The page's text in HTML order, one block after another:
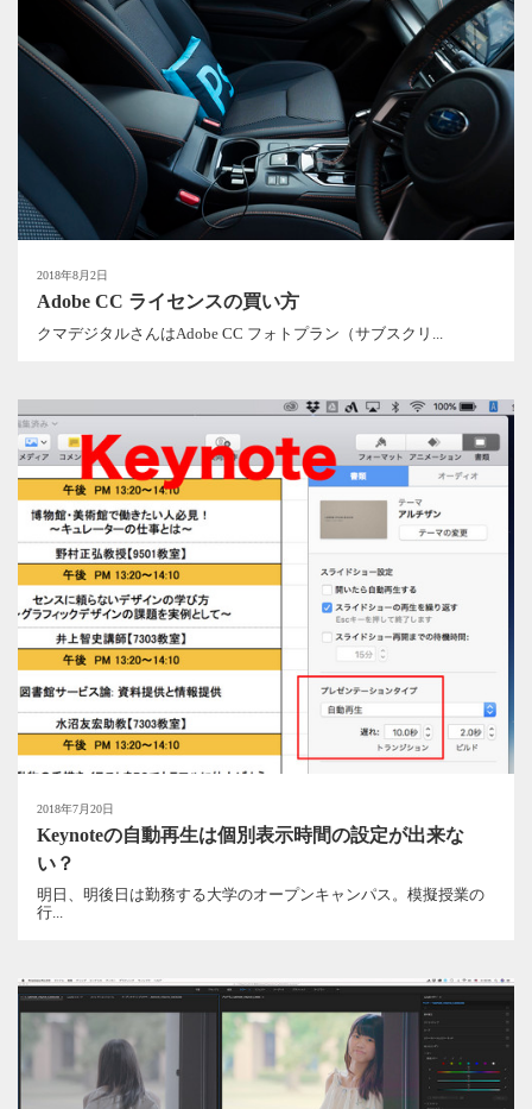
2018年8月2日
Adobe CC ライセンスの買い方
クマデジタルさんはAdobe CC フォトプラン（サブスクリ...
2018年7月20日
Keynoteの自動再生は個別表示時間の設定が出来な
い？
明日、明後日は勤務する大学のオープンキャンパス。模擬授業の
行...